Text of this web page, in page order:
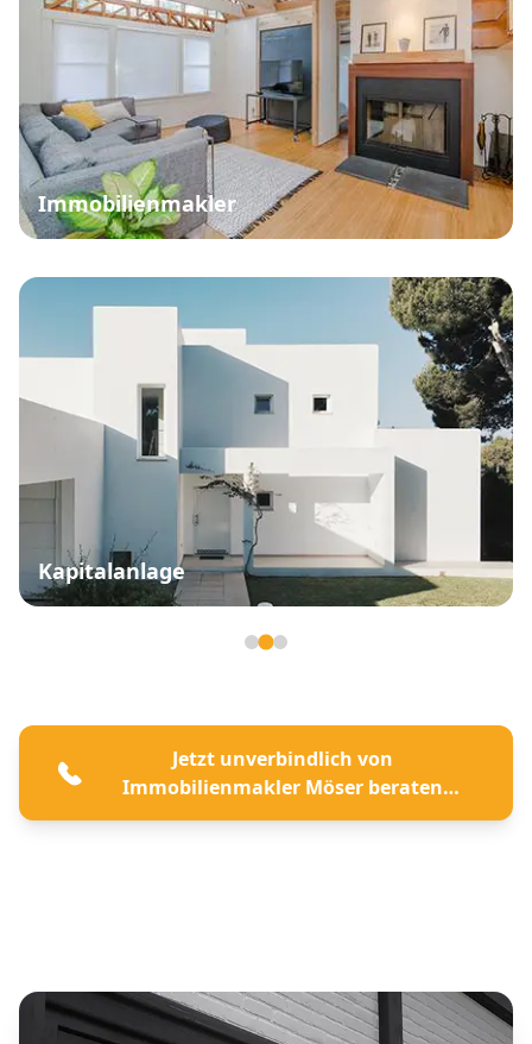
Immobilienmakler
Kapitalanlage
Jetzt unverbindlich von
Immobilienmakler Möser beraten
lassen